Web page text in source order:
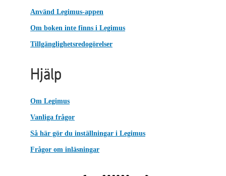
Använd Legimus-appen
Om boken inte finns i Legimus
Tillgänglighetsredogörelser
Hjälp
Om Legimus
Vanliga frågor
Så här gör du inställningar i Legimus
Frågor om inläsningar